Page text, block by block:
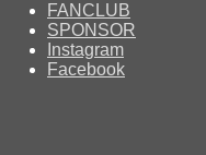
FANCLUB
SPONSOR
Instagram
Facebook